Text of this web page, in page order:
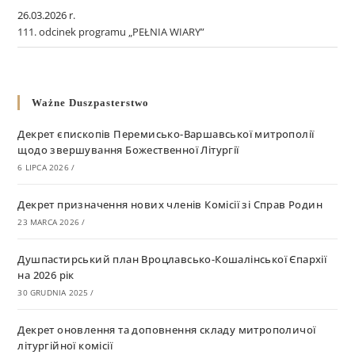
26.03.2026 r.
111. odcinek programu „PEŁNIA WIARY”
Ważne Duszpasterstwo
Декрет єпископів Перемисько-Варшавської митрополії
щодо звершування Божественної Літургії
6 LIPCA 2026 /
Декрет призначення нових членів Комісії зі Справ Родин
23 MARCA 2026 /
Душпастирський план Вроцлавсько-Кошалінської Єпархії
на 2026 рік
30 GRUDNIA 2025 /
Декрет оновлення та доповнення складу митрополичої
літургійної комісії